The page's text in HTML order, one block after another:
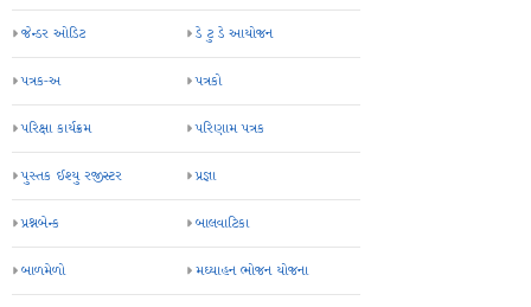
જેન્ડર ઓડિટ ડે ટુ ડે આયોજન
પત્રક-અ પત્રકો
પરિક્ષા કાર્યક્રમ પરિણામ પત્રક
પુસ્તક ઈશ્યુ રજીસ્ટર પ્રજ્ઞા
પ્રશ્નબેન્ક બાલવાટિકા
બાળમેળો મઘ્યાહન ભોજન યોજના